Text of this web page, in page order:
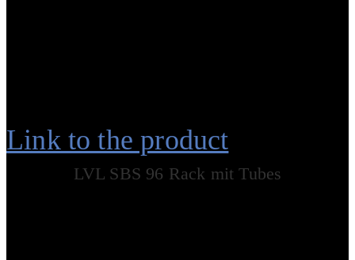
Link to the product
LVL SBS 96 Rack mit Tubes